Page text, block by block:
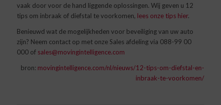
vaak door voor de hand liggende oplossingen. Wij geven u 12
tips om inbraak of diefstal te voorkomen, lees onze tips hier.
Benieuwd wat de mogelijkheden voor beveiliging van uw auto
zijn? Neem contact op met onze Sales afdeling via 088-99 00
000 of sales@movingintelligence.com
bron: movingintelligence.com/nl/nieuws/12-tips-om-diefstal-en-
inbraak-te-voorkomen/